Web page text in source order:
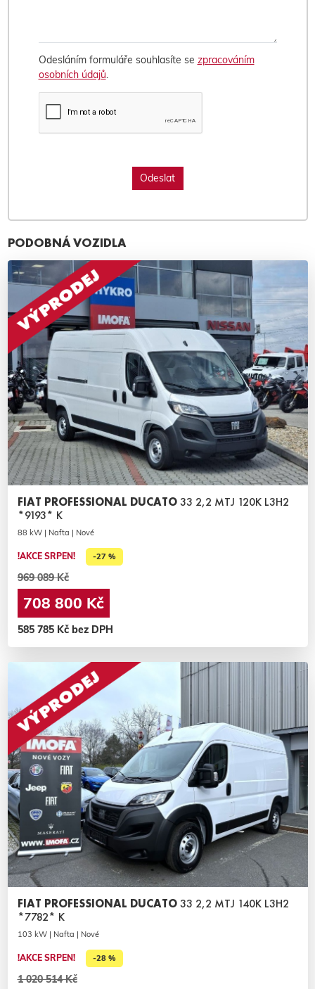
Odesláním formuláře souhlasíte se zpracováním
osobních údajů.
PODOBNÁ VOZIDLA
FIAT PROFESSIONAL DUCATO33 2,2 MTJ 120K L3H2
*9193* K
88 kW | Nafta | Nové
!AKCE SRPEN! -27 %
969 089 Kč
708 800 Kč
585 785 Kč bez DPH
FIAT PROFESSIONAL DUCATO33 2,2 MTJ 140K L3H2
*7782* K
103 kW | Nafta | Nové
!AKCE SRPEN! -28 %
1 020 514 Kč